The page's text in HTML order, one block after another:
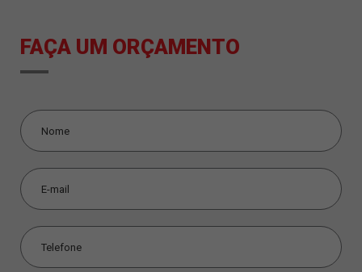
FAÇA UM ORÇAMENTO